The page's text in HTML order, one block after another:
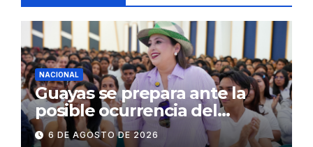
NACIONAL
Guayas se prepara ante la
posible ocurrencia del
fenómeno de El Niño:
6 DE AGOSTO DE 2026